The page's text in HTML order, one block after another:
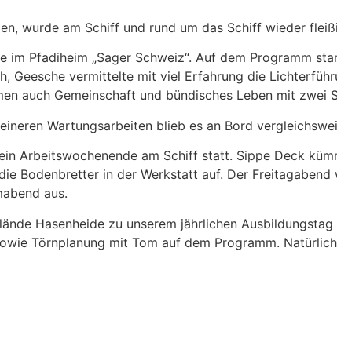
wurde am Schiff und rund um das Schiff wieder
Pfadiheim „Sager Schweiz“. Auf dem Programm
Geesche vermittelte mit viel Erfahrung die
auch Gemeinschaft und bündisches Leben mit zwei
Wartungsarbeiten blieb es an Bord
Arbeitswochenende am Schiff statt. Sippe Deck
Bodenbretter in der Werkstatt auf. Der
aus.
Hasenheide zu unserem jährlichen
Törnplanung mit Tom auf dem Programm.